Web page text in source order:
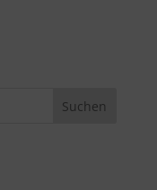
Suchen